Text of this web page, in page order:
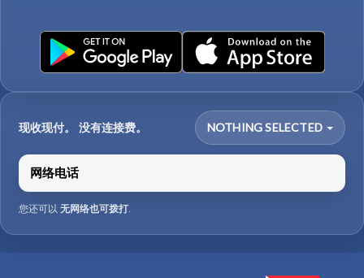
现收现付。 没有连接费。 NOTHING SELECTED
网络电话
您还可以 无网络也可拨打.